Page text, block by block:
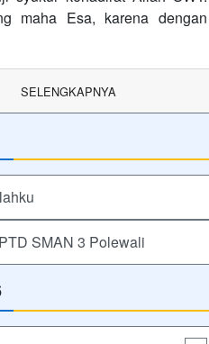
maha Esa, karena dengan
SELENGKAPNYA
SMAN 3 Polewali